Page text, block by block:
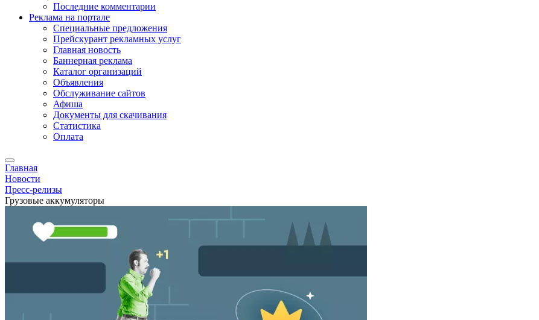
Последние комментарии
Реклама на портале
Специальные предложения
Прейскурант рекламных услуг
Главная новость
Баннерная реклама
Каталог организаций
Объявления
Обслуживание сайтов
Афиша
Документы для скачивания
Статистика
Оплата
Главная
Новости
Пресс-релизы
Грузовые аккумуляторы